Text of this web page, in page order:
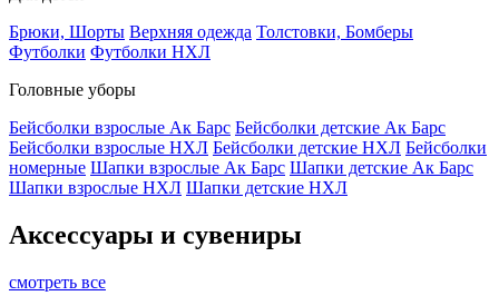
Брюки, Шорты Верхняя одежда Толстовки, Бомберы
Футболки Футболки НХЛ
Головные уборы
Бейсболки взрослые Ак Барс Бейсболки детские Ак Барс
Бейсболки взрослые НХЛ Бейсболки детские НХЛ Бейсболки
номерные Шапки взрослые Ак Барс Шапки детские Ак Барс
Шапки взрослые НХЛ Шапки детские НХЛ
Аксессуары и сувениры
смотреть все